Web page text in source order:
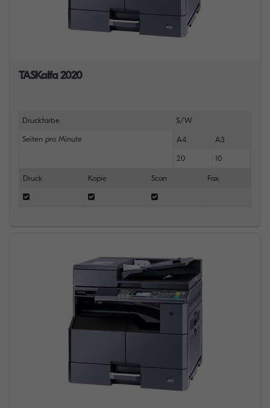
TASKalfa 2020
Druckfarbe S/W
Seiten pro Minute A4 A3
20 10
Druck Kopie Scan Fax